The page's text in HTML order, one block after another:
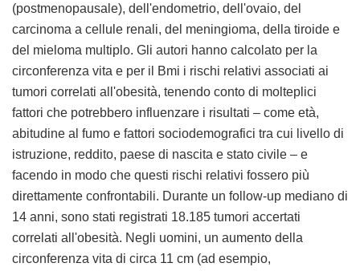
(postmenopausale), dell'endometrio, dell'ovaio, del
carcinoma a cellule renali, del meningioma, della tiroide e
del mieloma multiplo. Gli autori hanno calcolato per la
circonferenza vita e per il Bmi i rischi relativi associati ai
tumori correlati all'obesità, tenendo conto di molteplici
fattori che potrebbero influenzare i risultati – come età,
abitudine al fumo e fattori sociodemografici tra cui livello di
istruzione, reddito, paese di nascita e stato civile – e
facendo in modo che questi rischi relativi fossero più
direttamente confrontabili. Durante un follow-up mediano di
14 anni, sono stati registrati 18.185 tumori accertati
correlati all'obesità. Negli uomini, un aumento della
circonferenza vita di circa 11 cm (ad esempio,